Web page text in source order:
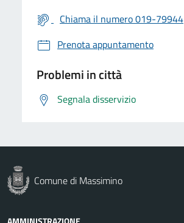
Chiama il numero 019-79944
Prenota appuntamento
Problemi in città
Segnala disservizio
Comune di Massimino